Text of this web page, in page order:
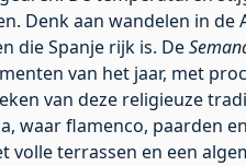
Denk aan wandelen in de
die Spanje rijk is. De
van het jaar, met
van deze religieuze
waar flamenco, paarden
volle terrassen en een